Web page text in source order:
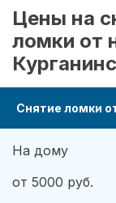
Цены на
ломки от
Снятие ломки
На дому
от 5000 руб.